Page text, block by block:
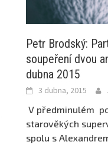
Petr Brodský:
soupeření dvou
dubna 2015
3 dubna, 2015
V předminulém
starověkých
spolu s